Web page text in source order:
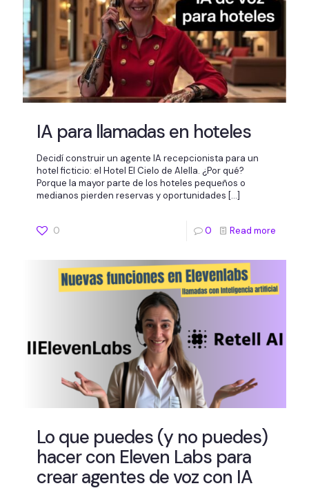
IA para llamadas en hoteles
Decidí construir un agente IA recepcionista para un
hotel ficticio: el Hotel El Cielo de Alella. ¿Por qué?
Porque la mayor parte de los hoteles pequeños o
medianos pierden reservas y oportunidades […]
0 0 Read more
Lo que puedes (y no puedes)
hacer con Eleven Labs para
crear agentes de voz con IA